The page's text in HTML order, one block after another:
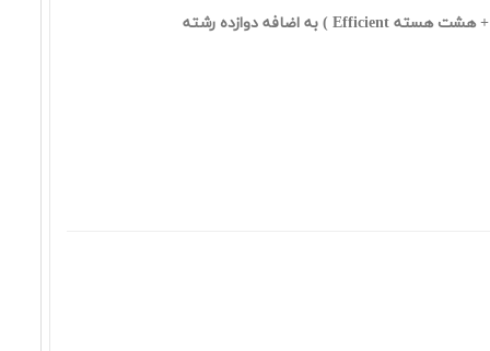
1165G7 8 1 2 MX450 FHD NON
TOUCH 27
١٦١,٤٨٩,٠٠٠ تومان